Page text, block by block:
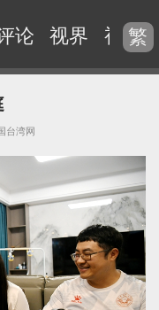
论 视界 视频
繁
台湾网